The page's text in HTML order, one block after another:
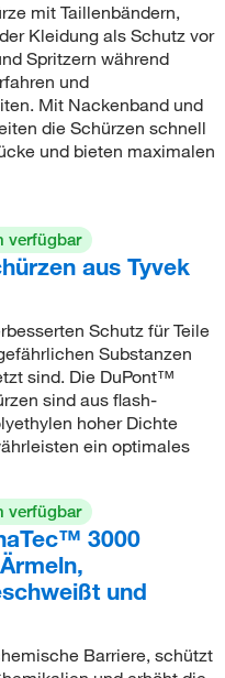
mit Taillenbändern,
Kleidung als Schutz vor
Spritzern während
und
Mit Nackenband und
die Schürzen schnell
und bieten maximalen
verfügbar
aus Tyvek
Schutz für Teile
Substanzen
sind. Die DuPont™
sind aus flash-
hoher Dichte
ein optimales
verfügbar
3000
und
Barriere, schützt